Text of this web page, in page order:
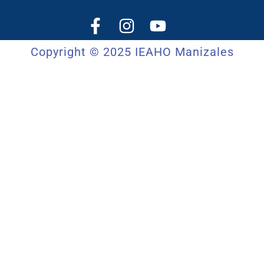
Copyright © 2025 IEAHO Manizales